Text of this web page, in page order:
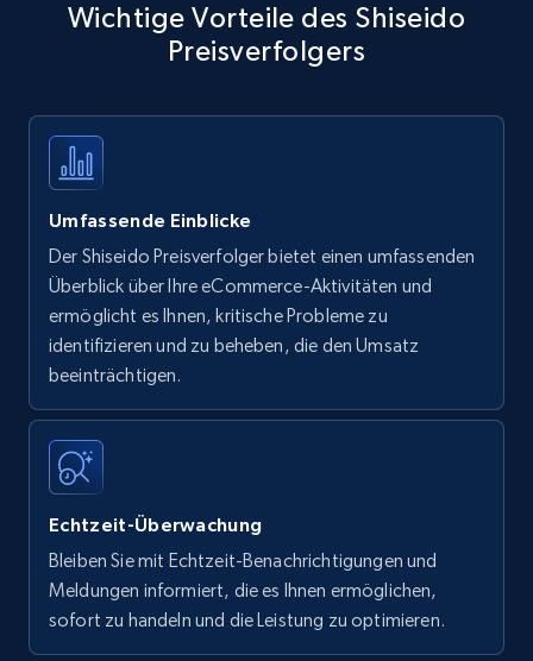
Wichtige Vorteile des Shiseido
Preisverfolgers
Umfassende Einblicke
Der Shiseido Preisverfolger bietet einen umfassenden
Überblick über Ihre eCommerce-Aktivitäten und
ermöglicht es Ihnen, kritische Probleme zu
identifizieren und zu beheben, die den Umsatz
beeinträchtigen.
Echtzeit-Überwachung
Bleiben Sie mit Echtzeit-Benachrichtigungen und
Meldungen informiert, die es Ihnen ermöglichen,
sofort zu handeln und die Leistung zu optimieren.